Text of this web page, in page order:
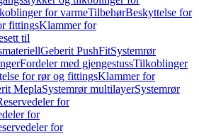
for varmeTilbehørBeskyttelse for
fittingsKlammer for
til
Geberit PushFitSystemrør
Fordeler med gjengestussTilkoblinger
for rør og fittingsKlammer for
MeplaSystemrør multilayerSystemrør
for
for
for